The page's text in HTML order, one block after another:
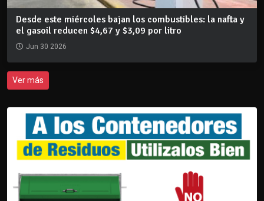
Desde este miércoles bajan los combustibles: la nafta y
el gasoil reducen $4,67 y $3,09 por litro
Jun 30 2026
Ver más